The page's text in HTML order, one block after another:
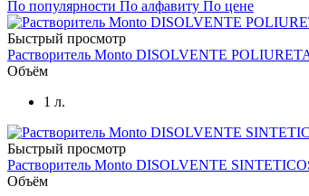
По популярности По алфавиту По цене
Быстрый просмотр
Растворитель Monto DISOLVENTE
Объём
1 л.
Быстрый просмотр
Растворитель Monto DISOLVENTE
Объём